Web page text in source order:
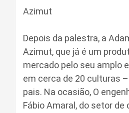
Azimut
Depois da palestra, a
Azimut, que já é um
mercado pelo seu amplo
em cerca de 20 culturas
pais. Na ocasião, O
Fábio Amaral, do setor